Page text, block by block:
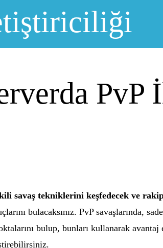
PvP
savaş tekniklerini keşfedecek ve
bulacaksınız. PvP savaşlarında,
bulup, bunları kullanarak